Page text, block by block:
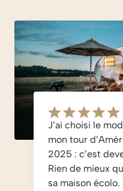
J’ai choisi le
mon tour
2025 : c’est
Rien de mieux
sa maison écolo.